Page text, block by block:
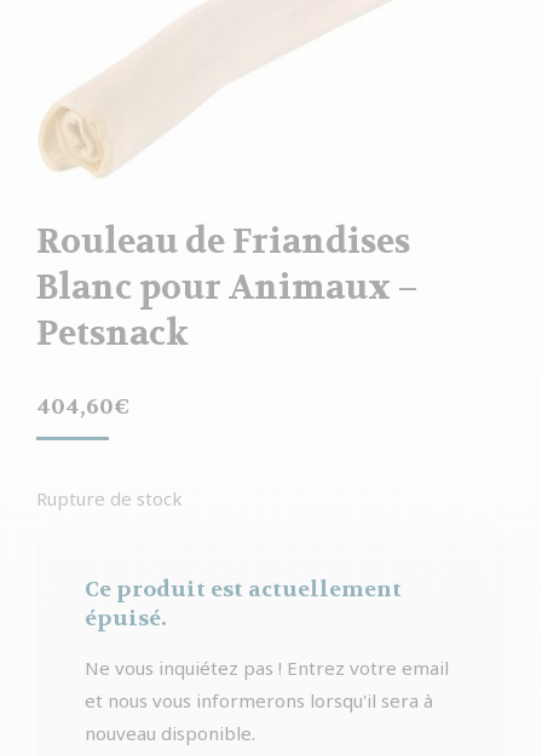
Rouleau de Friandises
Blanc pour Animaux –
Petsnack
404,60€
Rupture de stock
Ce produit est actuellement
épuisé.
Ne vous inquiétez pas ! Entrez votre email
et nous vous informerons lorsqu'il sera à
nouveau disponible.